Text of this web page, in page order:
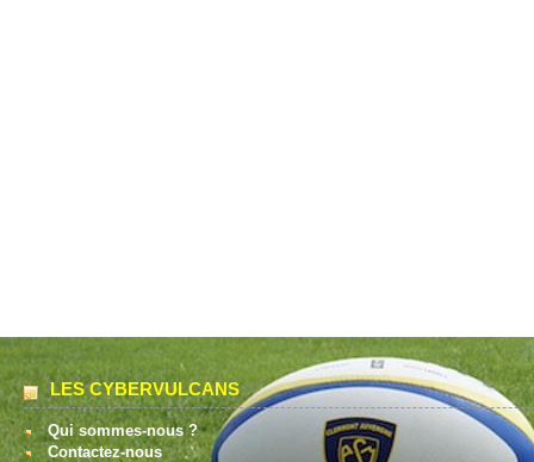
LES CYBERVULCANS
Qui sommes-nous ?
Contactez-nous